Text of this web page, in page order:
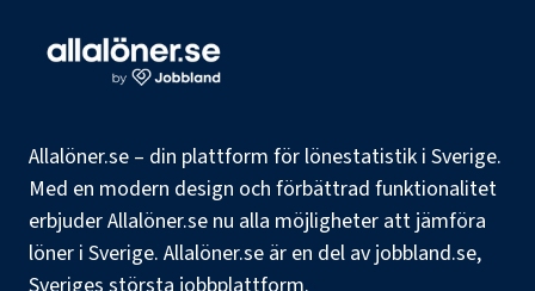
Allalöner.se – din plattform för lönestatistik i Sverige.
Med en modern design och förbättrad funktionalitet
erbjuder Allalöner.se nu alla möjligheter att jämföra
löner i Sverige. Allalöner.se är en del av jobbland.se,